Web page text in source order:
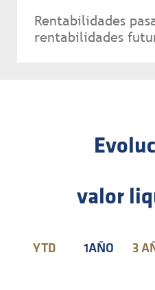
Rentabilidades
rentabilidades
valor
YTD 1AÑO 3